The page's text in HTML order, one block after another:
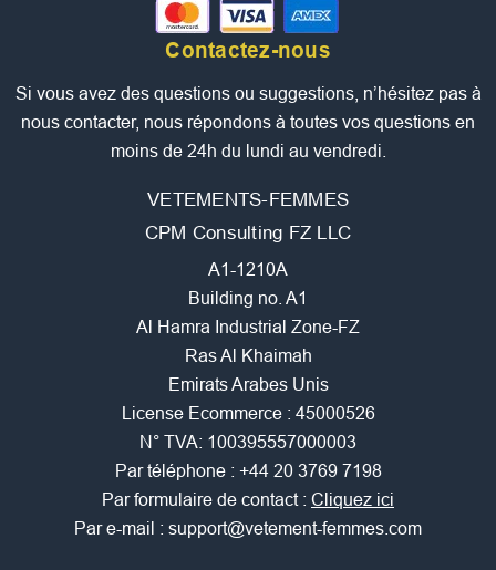
Contactez-nous
Si vous avez des questions ou suggestions, n’hésitez pas à
nous contacter, nous répondons à toutes vos questions en
moins de 24h du lundi au vendredi.
VETEMENTS-FEMMES
CPM Consulting FZ LLC
A1-1210A
Building no. A1
Al Hamra Industrial Zone-FZ
Ras Al Khaimah
Emirats Arabes Unis
License Ecommerce : 45000526
N° TVA: 100395557000003
Par téléphone : +44 20 3769 7198
Par formulaire de contact : Cliquez ici
Par e-mail : support@vetement-femmes.com